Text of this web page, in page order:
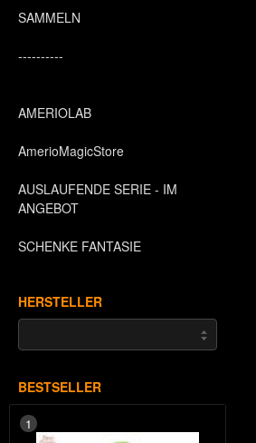
SAMMELN
----------
AMERIOLAB
AmerioMagicStore
AUSLAUFENDE SERIE - IM
ANGEBOT
SCHENKE FANTASIE
HERSTELLER
BESTSELLER
1